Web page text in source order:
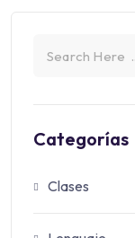
Categorías
Clases